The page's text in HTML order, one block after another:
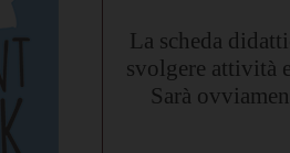
La scheda
svolgere attività
Sarà